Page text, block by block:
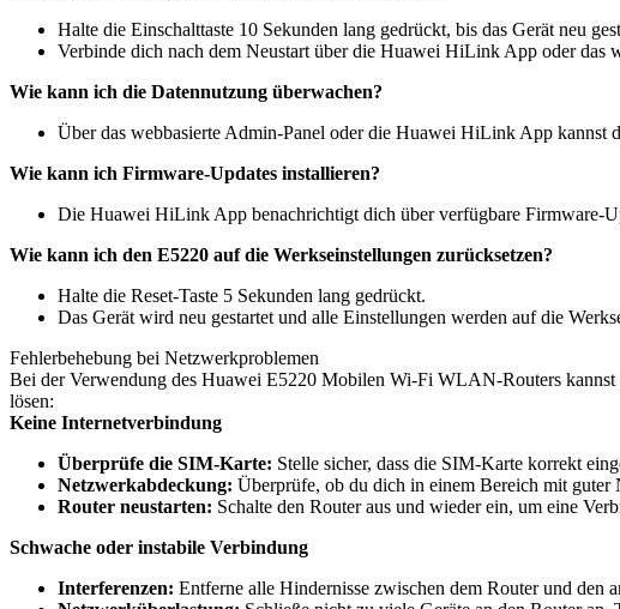
Halte die Einschalttaste 10 Sekunden lang gedrückt, bis das Gerät neu
Verbinde dich nach dem Neustart über die Huawei HiLink App oder das
Wie kann ich die Datennutzung überwachen?
Über das webbasierte Admin-Panel oder die Huawei HiLink App kannst
Wie kann ich Firmware-Updates installieren?
Die Huawei HiLink App benachrichtigt dich über verfügbare Firmware-
Wie kann ich den E5220 auf die Werkseinstellungen zurücksetzen?
Halte die Reset-Taste 5 Sekunden lang gedrückt.
Das Gerät wird neu gestartet und alle Einstellungen werden auf die
Fehlerbehebung bei Netzwerkproblemen
Bei der Verwendung des Huawei E5220 Mobilen Wi-Fi WLAN-Routers
lösen:
Keine Internetverbindung
Überprüfe die SIM-Karte: Stelle sicher, dass die SIM-Karte korrekt
Netzwerkabdeckung: Überprüfe, ob du dich in einem Bereich mit guter
Router neustarten: Schalte den Router aus und wieder ein, um eine
Schwache oder instabile Verbindung
Interferenzen: Entferne alle Hindernisse zwischen dem Router und den